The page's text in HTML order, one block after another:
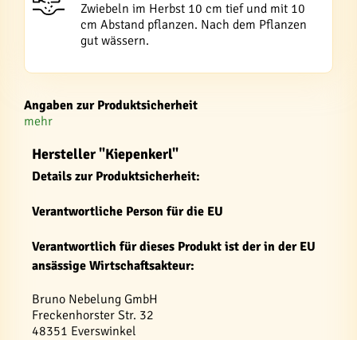
Zwiebeln im Herbst 10 cm tief und mit 10
cm Abstand pflanzen. Nach dem Pflanzen
gut wässern.
Angaben zur Produktsicherheit
mehr
Hersteller "Kiepenkerl"
Details zur Produktsicherheit:
Verantwortliche Person für die EU
Verantwortlich für dieses Produkt ist der in der EU
ansässige Wirtschaftsakteur:
Bruno Nebelung GmbH
Freckenhorster Str. 32
48351 Everswinkel